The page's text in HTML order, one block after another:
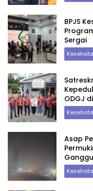
BPJS
Sergai
ODGJ
Asap